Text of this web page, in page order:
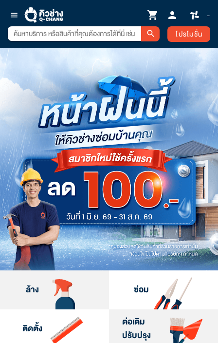
menu shopping_cart person -
search โปรโมชั่น
ล้าง ซ่อม
ติดตั้ง
ต่อเติม
ปรับปรุง